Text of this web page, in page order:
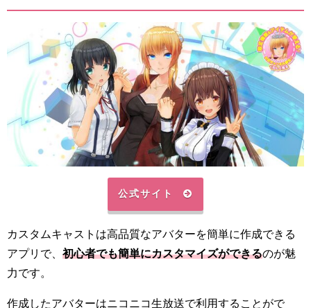
公式サイト
カスタムキャストは高品質なアバターを簡単に作成できる
アプリで、 初心者でも簡単にカスタマイズができるのが魅
力です。
作成したアバターはニコニコ生放送で利用することがで